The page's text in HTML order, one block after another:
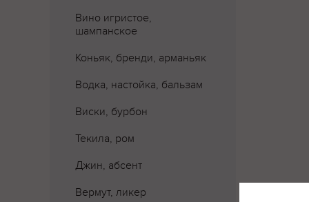
Вино игристое,
шампанское
Коньяк, бренди, арманьяк
Водка, настойка, бальзам
Виски, бурбон
Текила, ром
Джин, абсент
Вермут, ликер